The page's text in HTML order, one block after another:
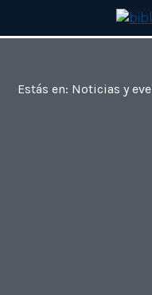
Estás en: Noticias y